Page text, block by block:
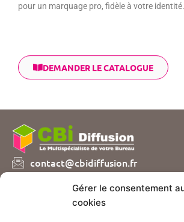
Gérer le consentement
cookies
pour un marquage pro, fidèle à votre identité.
DEMANDER LE CATALOGUE
contact@cbidiffusion.fr
Parc d’entreprises Visionis
01090 GUEREINS